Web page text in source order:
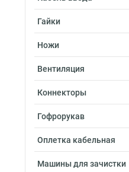
Гайки
Ножи
Вентиляция
Коннекторы
Гофрорукав
Оплетка кабельная
Машины для зачистки